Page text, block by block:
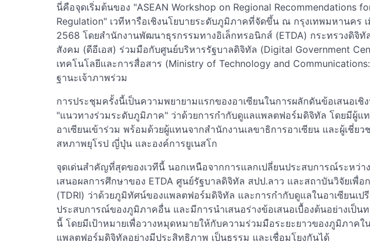
นี่คือจุดเริ่มต้นของ "ASEAN Workshop on Regional Recommendations
Regulation" เวทีหารือเชิงนโยบายระดับภูมิภาคที่จัดขึ้น ณ กรุงเทพมหานคร
2568 โดยสำนักงานพัฒนาธุรกรรมทางอิเล็กทรอนิกส์ (ETDA) กระทรวงดิจิทั
สังคม (ดีอีเอส) ร่วมมือกับศูนย์บริหารรัฐบาลดิจิทัล (Digital Government
เทคโนโลยีและการสื่อสาร (Ministry of Technology and
ฐานะเจ้าภาพร่วม
การประชุมครั้งนี้เป็นความพยายามแรกของอาเซียนในการผลักดันข้อเสนอเชิง
"แนวทางร่วมระดับภูมิภาค" ว่าด้วยการกำกับดูแลแพลตฟอร์มดิจิทัล โดยมีผู้แ
อาเซียนเข้าร่วม พร้อมด้วยผู้แทนจากสำนักงานเลขาธิการอาเซียน และผู้เชี่ย
สหภาพยุโรป ญี่ปุ่น และองค์การยูเนสโก
จุดเด่นสำคัญที่สุดของเวทีนี้ นอกเหนือจากการแลกเปลี่ยนประสบการณ์ระหว่า
เสนอผลการศึกษาของ ETDA ศูนย์รัฐบาลดิจิทัล สปป.ลาว และสถาบันวิจัยเพื่อ
(TDRI) ว่าด้วยภูมิทัศน์ของแพลตฟอร์มดิจิทัล และการกำกับดูแลในอาเซียนเป
ประสบการณ์ของภูมิภาคอื่น และมีการนำเสนอร่างข้อเสนอเบื้องต้นอย่างเป็น
นี้ โดยมีเป้าหมายเพื่อวางหมุดหมายให้กับความร่วมมือระยะยาวของภูมิภาคใ
แพลตฟอร์มดิจิทัลอย่างมีประสิทธิภาพ เป็นธรรม และเชื่อมโยงกันได้